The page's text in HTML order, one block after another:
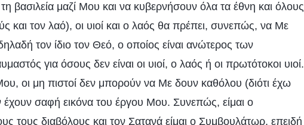
βασιλεία μαζί Μου και να κυβερνήσουν όλα τα έθνη και όλους
και τον λαό), οι υιοί και ο λαός θα πρέπει, συνεπώς, να Με
τον ίδιο τον Θεό, ο οποίος είναι ανώτερος των
για όσους δεν είναι οι υιοί, ο λαός ή οι πρωτότοκοι υιοί.
οι μη πιστοί δεν μπορούν να Με δουν καθόλου (διότι έχω
έχουν σαφή εικόνα του έργου Μου. Συνεπώς, είμαι ο
τους διαβόλους και τον Σατανά είμαι ο Συμβουλάτωρ, επειδή